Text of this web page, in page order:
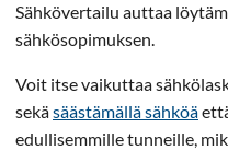
Sähkövertailu auttaa
sähkösopimuksen.
Voit itse vaikuttaa
sekäsäästämällä sähköä
edullisemmille tunneille,